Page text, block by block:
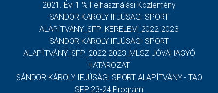
2021. Évi 1 % Felhasználási Közlemény
SÁNDOR KÁROLY IFJÚSÁGI SPORT
ALAPÍTVÁNY_SFP_KERELEM_2022-2023
SÁNDOR KÁROLY IFJÚSÁGI SPORT
ALAPÍTVÁNY_SFP_2022-2023_MLSZ JÓVÁHAGYÓ
HATÁROZAT
SÁNDOR KÁROLY IFJÚSÁGI SPORT ALAPÍTVÁNY - TAO
SFP 23-24 Program